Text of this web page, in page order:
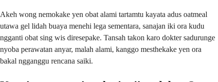
Akeh wong nemokake yen obat alami tartamtu kayata adus oatmeal
utawa gel lidah buaya menehi lega sementara, sanajan iki ora kudu
ngganti obat sing wis diresepake. Tansah takon karo dokter sadurunge
nyoba perawatan anyar, malah alami, kanggo mesthekake yen ora
bakal ngganggu rencana saiki.